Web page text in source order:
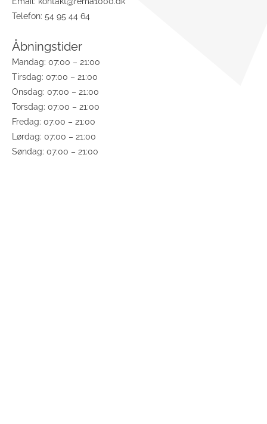
Telefon: 54 95 44 64
Åbningstider
Mandag: 07:00 – 21:00
Tirsdag: 07:00 – 21:00
Onsdag: 07:00 – 21:00
Torsdag: 07:00 – 21:00
Fredag: 07:00 – 21:00
Lørdag: 07:00 – 21:00
Søndag: 07:00 – 21:00